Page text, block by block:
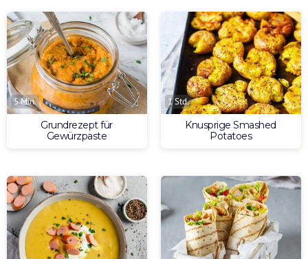
5 Min.
Grundrezept für
Gewürzpaste
1 Std.
Knusprige Smashed
Potatoes